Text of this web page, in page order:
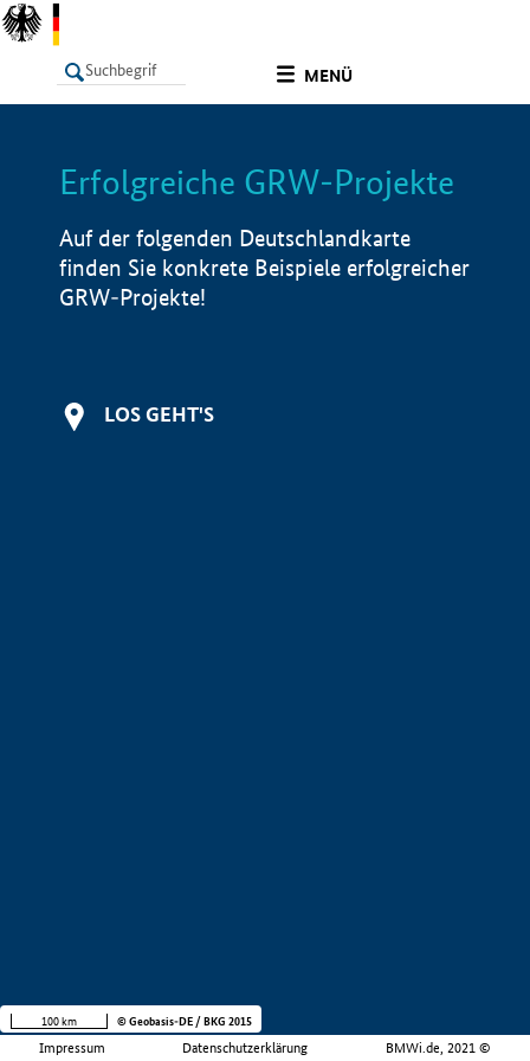
MENÜ
LISTE Info
Erfolgreiche GRW-Projekte
Auf der folgenden Deutschlandkarte
finden Sie konkrete Beispiele erfolgreicher
GRW-Projekte!
LOS GEHT'S
Impressum Datenschutzerklärung BMWi.de, 2021 ©
100 km © Geobasis-DE / BKG 2015